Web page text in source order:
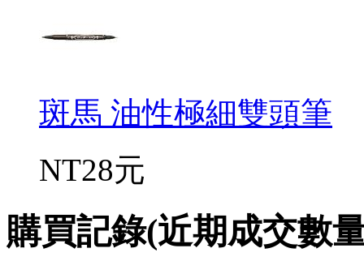
斑馬 油性極細雙頭筆
NT28元
購買記錄(近期成交數